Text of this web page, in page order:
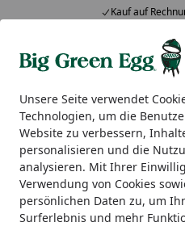
Unsere Seite verwendet
Technologien, um die
Website zu verbessern,
personalisieren und die
analysieren. Mit Ihrer
Verwendung von Cookies
persönlichen Daten zu, um
Surferlebnis und mehr
Kauf auf
Alle Produkte
Mein Konto
Suchen
Startseite
Newsletter | Mein-
Der KÖMPF24
erwartet Sie:
Im KÖMPF24 Newsletter